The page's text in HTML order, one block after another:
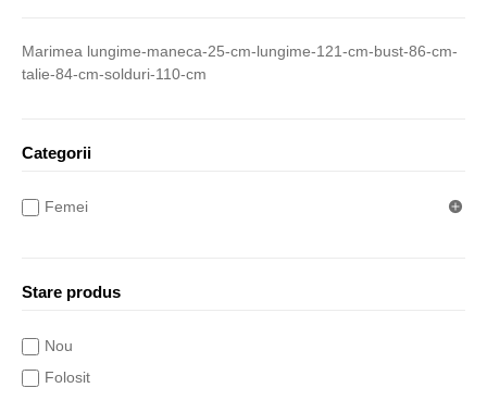
Categorii
Femei
Stare produs
Nou
Folosit
Marimea lungime-maneca-25-cm-lungime-121-cm-bust-86-cm-
talie-84-cm-solduri-110-cm